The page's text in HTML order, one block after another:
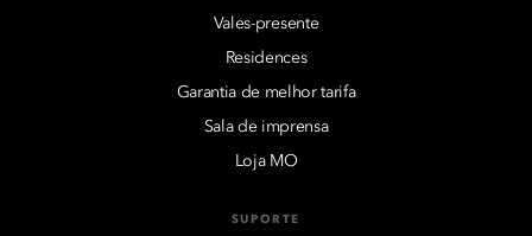
Vales-presente
Residences
Garantia de melhor tarifa
Sala de imprensa
Loja MO
SUPORTE